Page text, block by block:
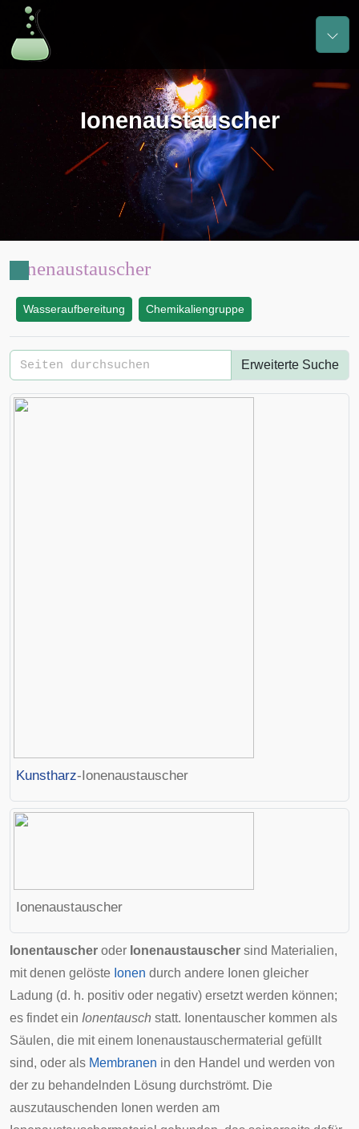
Ionenaustauscher
Ionenaustauscher
Wasseraufbereitung Chemikaliengruppe
Erweiterte Suche
Kunstharz-Ionenaustauscher
Ionenaustauscher
Ionentauscher oder Ionenaustauscher sind Materialien,
mit denen gelöste Ionen durch andere Ionen gleicher
Ladung (d. h. positiv oder negativ) ersetzt werden können;
es findet ein Ionentausch statt. Ionentauscher kommen als
Säulen, die mit einem Ionenaustauschermaterial gefüllt
sind, oder als Membranen in den Handel und werden von
der zu behandelnden Lösung durchströmt. Die
auszutauschenden Ionen werden am